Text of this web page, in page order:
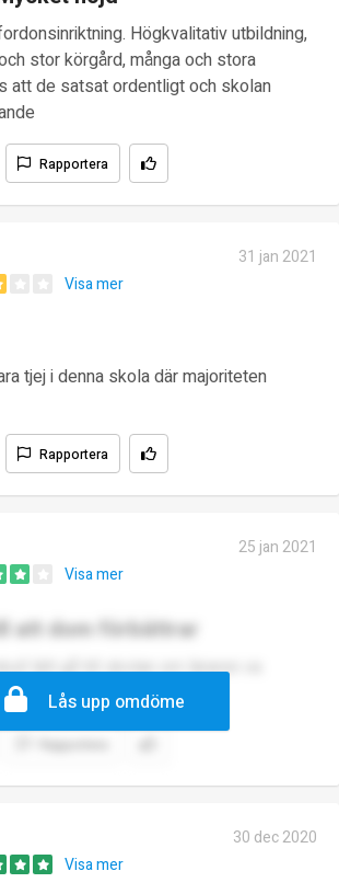
Högkvalitativ utbildning,
stor körgård, många och stora
att de satsat ordentligt och skolan
Rapportera
31 jan 2021
Visa mer
tjej i denna skola där majoriteten
Rapportera
25 jan 2021
Visa mer
att dom förbättrar
lätt gå till skolan om läraren va
Lås upp omdöme
30 dec 2020
Visa mer